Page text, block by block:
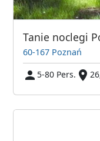
Tanie noclegi
60-167 Poznań
5-80 Pers.